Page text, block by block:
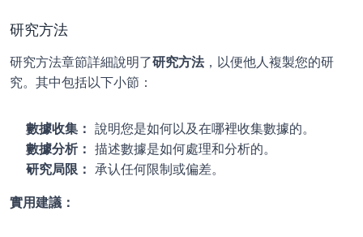
研究方法
研究方法章節詳細說明了研究方法，以便他人複製您的研
究。其中包括以下小節：
數據收集： 說明您是如何以及在哪裡收集數據的。
數據分析： 描述數據是如何處理和分析的。
研究局限： 承认任何限制或偏差。
實用建議：